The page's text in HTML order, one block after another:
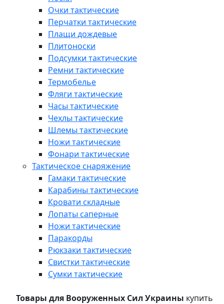
Очки тактические
Перчатки тактические
Плащи дождевые
Плитоноски
Подсумки тактические
Ремни тактические
Термобелье
Фляги тактические
Часы тактические
Чехлы тактические
Шлемы тактические
Ножи тактические
Фонари тактические
Тактическое снаряжение
Гамаки тактические
Карабины тактические
Кровати складные
Лопаты саперные
Ножи тактические
Паракорды
Рюкзаки тактические
Свистки тактические
Сумки тактические
Товары для Вооруженных Сил Украины купить